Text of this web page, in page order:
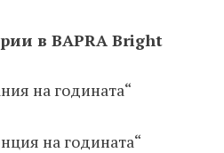
в BAPRA Bright
на годината“
на годината“